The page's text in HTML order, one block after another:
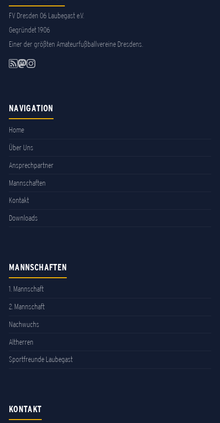
FV Dresden 06 Laubegast e.V.
Gegründet 1906
Einer der größten Amateurfußballvereine Dresdens.
NAVIGATION
Home
Über Uns
Ansprechpartner
Mannschaften
Kontakt
Downloads
MANNSCHAFTEN
1. Mannschaft
2. Mannschaft
Nachwuchs
Altherren
Sportfreunde Laubegast
KONTAKT